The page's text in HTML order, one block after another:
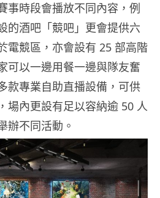
事時段會播放不同內容，例
的酒吧「競吧」更會提供六
電競區，亦會設有 25 部高階
可以一邊用餐一邊與隊友奮
款專業自助直播設備，可供
場內更設有足以容納逾 50 人
辦不同活動。